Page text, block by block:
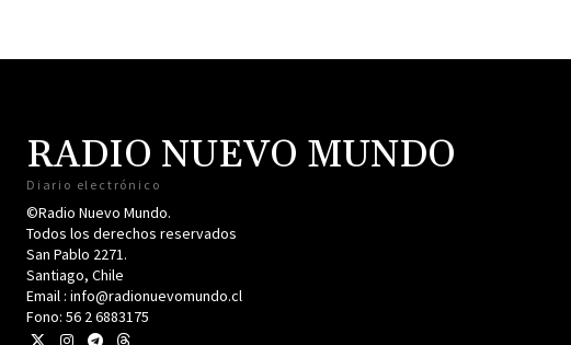
RADIO NUEVO MUNDO
Diario electrónico
©Radio Nuevo Mundo.
Todos los derechos reservados
San Pablo 2271.
Santiago, Chile
Email : info@radionuevomundo.cl
Fono: 56 2 6883175